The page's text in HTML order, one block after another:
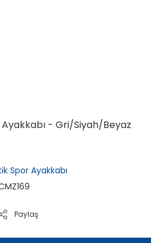
- Gri/Siyah/Beyaz
Spor Ayakkabı
Paylaş